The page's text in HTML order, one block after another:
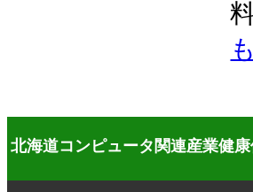
北海道コンピュータ関連産業健